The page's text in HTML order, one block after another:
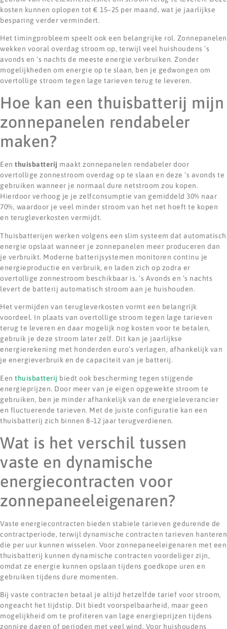
kosten kunnen oplopen tot € 15–25 per maand, wat je jaarlijkse
besparing verder vermindert.
Het timingprobleem speelt ook een belangrijke rol. Zonnepanelen
wekken vooral overdag stroom op, terwijl veel huishoudens ’s
avonds en ’s nachts de meeste energie verbruiken. Zonder
mogelijkheden om energie op te slaan, ben je gedwongen om
overtollige stroom tegen lage tarieven terug te leveren.
Hoe kan een thuisbatterij mijn
zonnepanelen rendabeler
maken?
Een thuisbatterij maakt zonnepanelen rendabeler door
overtollige zonnestroom overdag op te slaan en deze ’s avonds te
gebruiken wanneer je normaal dure netstroom zou kopen.
Hierdoor verhoog je je zelfconsumptie van gemiddeld 30% naar
70%, waardoor je veel minder stroom van het net hoeft te kopen
en terugleverkosten vermijdt.
Thuisbatterijen werken volgens een slim systeem dat automatisch
energie opslaat wanneer je zonnepanelen meer produceren dan
je verbruikt. Moderne batterijsystemen monitoren continu je
energieproductie en verbruik, en laden zich op zodra er
overtollige zonnestroom beschikbaar is. ’s Avonds en ’s nachts
levert de batterij automatisch stroom aan je huishouden.
Het vermijden van terugleverkosten vormt een belangrijk
voordeel. In plaats van overtollige stroom tegen lage tarieven
terug te leveren en daar mogelijk nog kosten voor te betalen,
gebruik je deze stroom later zelf. Dit kan je jaarlijkse
energierekening met honderden euro’s verlagen, afhankelijk van
je energieverbruik en de capaciteit van je batterij.
Een thuisbatterij biedt ook bescherming tegen stijgende
energieprijzen. Door meer van je eigen opgewekte stroom te
gebruiken, ben je minder afhankelijk van de energieleverancier
en fluctuerende tarieven. Met de juiste configuratie kan een
thuisbatterij zich binnen 8–12 jaar terugverdienen.
Wat is het verschil tussen
vaste en dynamische
energiecontracten voor
zonnepaneeleigenaren?
Vaste energiecontracten bieden stabiele tarieven gedurende de
contractperiode, terwijl dynamische contracten tarieven hanteren
die per uur kunnen wisselen. Voor zonnepaneeleigenaren met een
thuisbatterij kunnen dynamische contracten voordeliger zijn,
omdat ze energie kunnen opslaan tijdens goedkope uren en
gebruiken tijdens dure momenten.
Bij vaste contracten betaal je altijd hetzelfde tarief voor stroom,
ongeacht het tijdstip. Dit biedt voorspelbaarheid, maar geen
mogelijkheid om te profiteren van lage energieprijzen tijdens
zonnige dagen of perioden met veel wind. Voor huishoudens